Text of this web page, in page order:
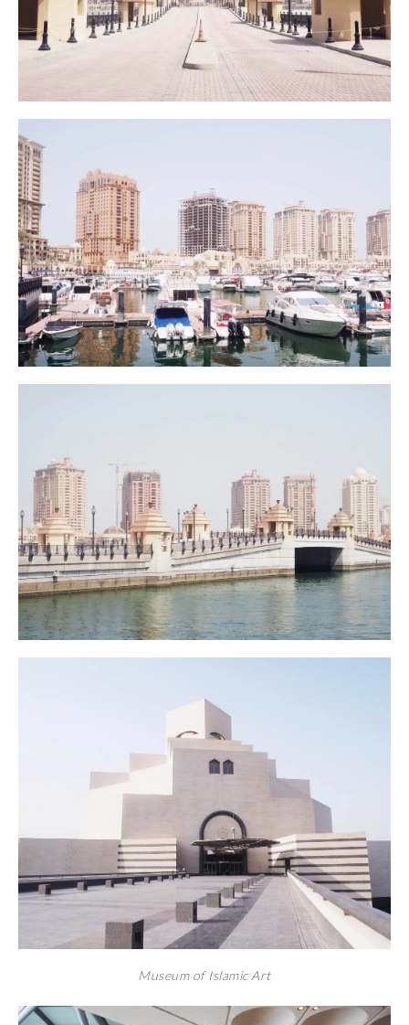
Museum of Islamic Art